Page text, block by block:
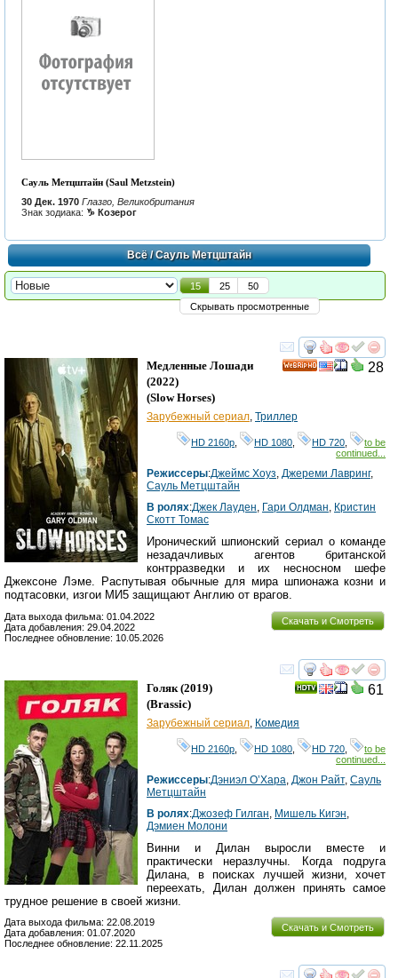
Сауль Метцштайн (Saul Metzstein)
30 Дек. 1970 Глазго, Великобритания
Знак зодиака: ♑ Козерог
Всё/ Сауль Метцштайн
15 25
50
Скрывать просмотренные
смотреть
28
Медленные Лошади
(2022)
(Slow Horses)
Зарубежный сериал Триллер
HD 2160р HD 1080 HD 720
to be
continued...
Режиссеры:Джеймс Хоуз Джереми Лавринг,
Сауль Метцштайн
В ролях:Джек Лауден Гари Олдман Кристин
Скотт Томас
Иронический шпионский сериал о команде
незадачливых агентов британской
контрразведки и их несносном шефе
Джексоне Лэме. Распутывая обычные для мира шпионажа козни и
подтасовки, изгои МИ5 защищают Англию от врагов.
Скачать и Смотреть
Дата выхода фильма: 01.04.2022
Дата добавления: 29.04.2022
Последнее обновление: 10.05.2026
смотреть
61
Голяк (2019)
(Brassic)
Зарубежный сериал Комедия
HD 2160р HD 1080 HD 720
to be
continued...
Режиссеры:Дэниэл О’Хара Джон Райт, Сауль
Метцштайн
В ролях:Джозеф Гилган Мишель Кигэн
Дэмиен Молони
Винни и Дилан выросли вместе и
практически неразлучны. Когда подруга
Дилана, в поисках лучшей жизни, хочет
переехать, Дилан должен принять самое
трудное решение в своей жизни.
Скачать и Смотреть
Дата выхода фильма: 22.08.2019
Дата добавления: 01.07.2020
Последнее обновление: 22.11.2025